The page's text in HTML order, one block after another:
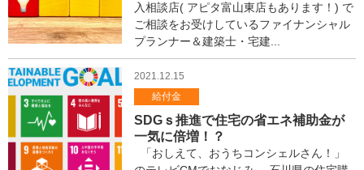
入相談店( アピタ富山東店もあります！) で
ご相談をお受けしているファイナンシャル
プランナー＆建築士・宅建...
2021.12.15
給付金
SDGｓ推進で住宅の省エネ補助金が
一気に倍増！？
「おしえて、おうちコンシェルさん！」